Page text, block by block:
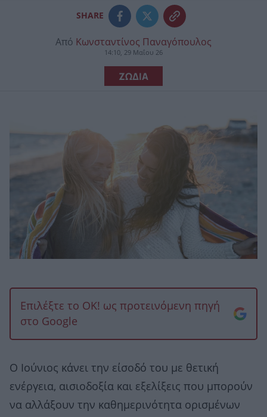
SHARE
Από Κωνσταντίνος Παναγόπουλος
14:10, 29 Μαΐου 26
ΖΩΔΙΑ
Επιλέξτε το OK! ως προτεινόμενη πηγή
στο Google
Ο Ιούνιος κάνει την είσοδό του με θετική
ενέργεια, αισιοδοξία και εξελίξεις που μπορούν
να αλλάξουν την καθημερινότητα ορισμένων